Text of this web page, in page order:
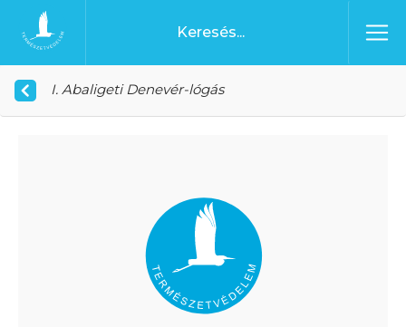
Ugrás a tartalomhoz
Főoldal
I. Abaligeti Denevér-lógás